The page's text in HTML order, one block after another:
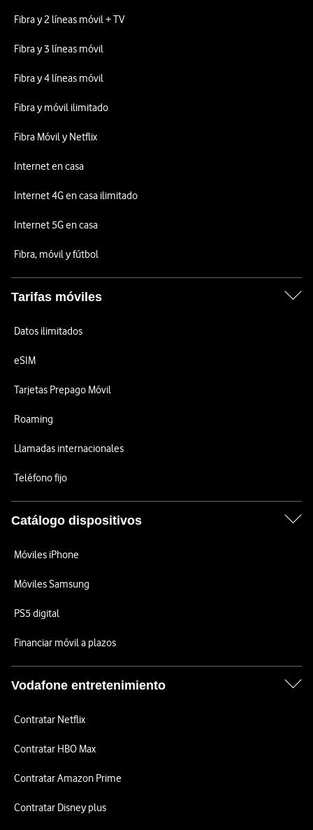
Fibra y 2 líneas móvil + TV
Fibra y 3 líneas móvil
Fibra y 4 líneas móvil
Fibra y móvil ilimitado
Fibra Móvil y Netflix
Internet en casa
Internet 4G en casa ilimitado
Internet 5G en casa
Fibra, móvil y fútbol
Tarifas móviles
Datos ilimitados
eSIM
Tarjetas Prepago Móvil
Roaming
Llamadas internacionales
Teléfono fijo
Catálogo dispositivos
Móviles iPhone
Móviles Samsung
PS5 digital
Financiar móvil a plazos
Vodafone entretenimiento
Contratar Netflix
Contratar HBO Max
Contratar Amazon Prime
Contratar Disney plus